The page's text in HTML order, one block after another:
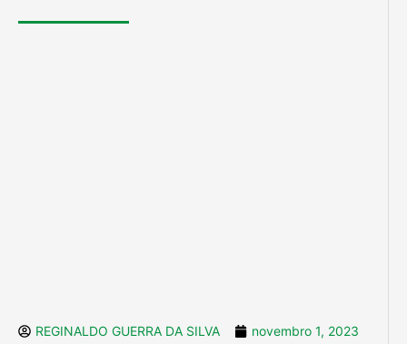
REGINALDO GUERRA DA SILVA
novembro 1, 2023